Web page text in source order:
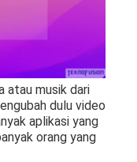
atau musik dari
dulu video
aplikasi yang
orang yang